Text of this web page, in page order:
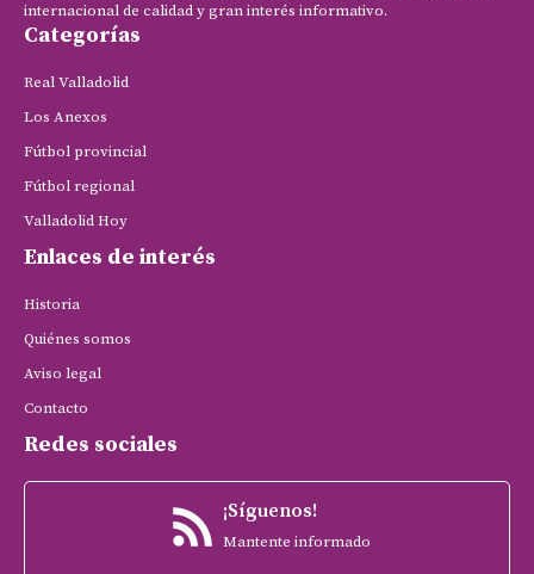
internacional de calidad y gran interés informativo.
Categorías
Real Valladolid
Los Anexos
Fútbol provincial
Fútbol regional
Valladolid Hoy
Enlaces de interés
Historia
Quiénes somos
Aviso legal
Contacto
Redes sociales
¡Síguenos!
Mantente informado